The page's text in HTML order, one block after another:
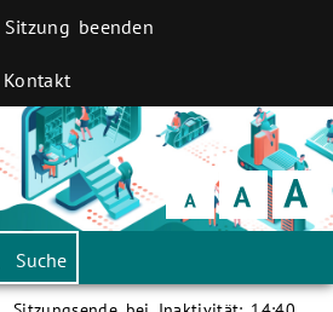
Sitzung beenden
Fragen
Kontakt
Schrift
klein Schrift
normal Schrift
groß
Suche